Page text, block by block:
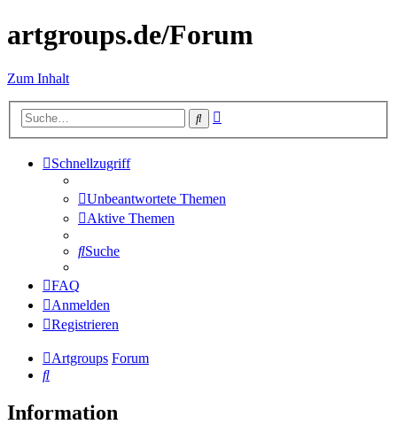
artgroups.de/Forum
Zum Inhalt
Suche
Schnellzugriff
Unbeantwortete Themen
Aktive Themen
Suche
FAQ
Anmelden
Registrieren
Artgroups Forum
Suche
Information